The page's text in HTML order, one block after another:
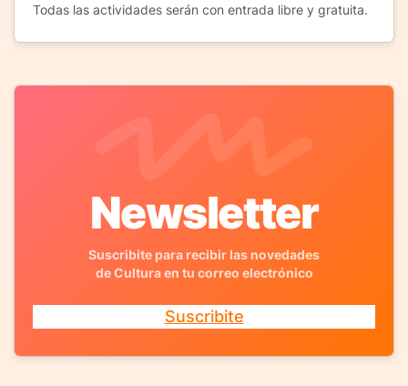
Todas las actividades serán con entrada libre y gratuita.
Newsletter
Suscribite para recibir las novedades
de Cultura en tu correo electrónico
Suscribite